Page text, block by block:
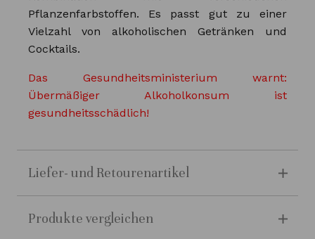
Pflanzenfarbstoffen. Es passt gut zu einer
Vielzahl von alkoholischen Getränken und
Cocktails.
Das Gesundheitsministerium warnt:
Übermäßiger Alkoholkonsum ist
gesundheitsschädlich!
Liefer- und Retourenartikel
Produkte vergleichen